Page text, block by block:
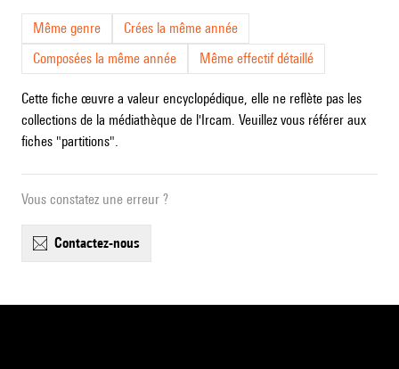
Même genre
Crées la même année
Composées la même année
Même effectif détaillé
Cette fiche œuvre a valeur encyclopédique, elle ne reflète pas les
collections de la médiathèque de l'Ircam. Veuillez vous référer aux
fiches "partitions".
Vous constatez une erreur ?
contactez-nous